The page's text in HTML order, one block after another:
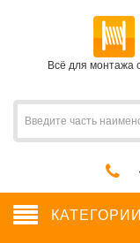
Всё для монтажа
КАТЕГОРИИ